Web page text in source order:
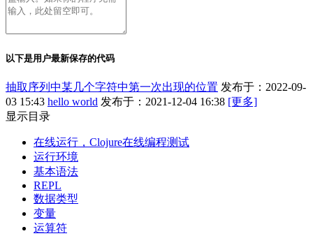
以下是用户最新保存的代码
抽取序列中某几个字符中第一次出现的位置 发布于：2022-09-
03 15:43 hello world 发布于：2021-12-04 16:38 [更多]
显示目录
在线运行，Clojure在线编程测试
运行环境
基本语法
REPL
数据类型
变量
运算符